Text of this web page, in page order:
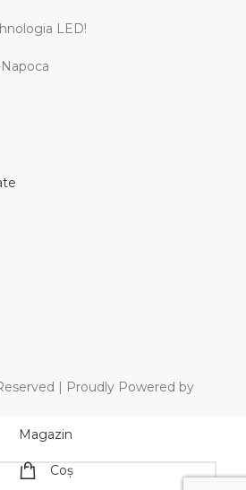
LED!
| Proudly Powered by
Magazin
Coș